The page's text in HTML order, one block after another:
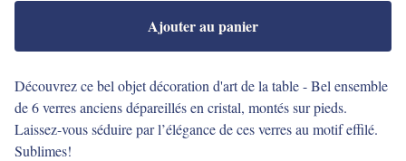
Ajouter au panier
Découvrez ce bel objet décoration d'art de la table - Bel ensemble
de 6 verres anciens dépareillés en cristal, montés sur pieds.
Laissez-vous séduire par l’élégance de ces verres au motif effilé.
Sublimes!